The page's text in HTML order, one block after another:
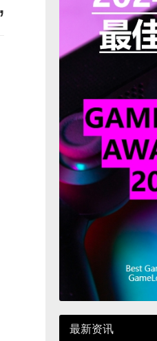
最新资讯